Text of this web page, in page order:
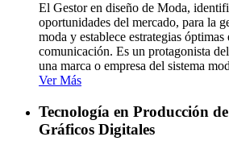
El Gestor en diseño de Moda,
oportunidades del mercado, para la
moda y establece estrategias
comunicación. Es un protagonista
una marca o empresa del sistema
Ver Más
Tecnología en Producción
Gráficos Digitales